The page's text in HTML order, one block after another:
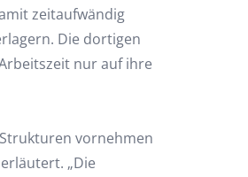
zeitaufwändig
Die dortigen
nur auf ihre
vornehmen
„Die